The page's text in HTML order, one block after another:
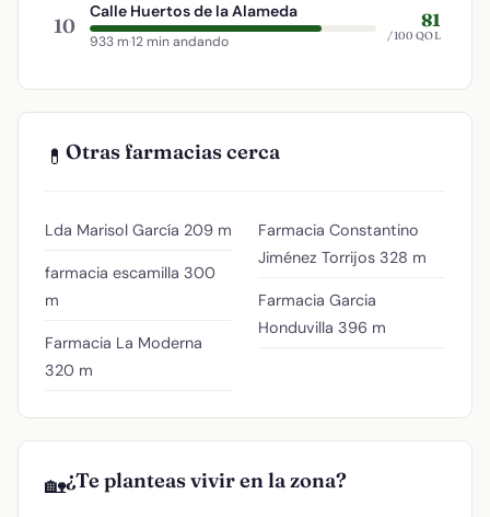
10
Calle Huertos de la Alameda
933 m·12 min andando
81
/100 QOL
💊 Otras farmacias cerca
Lda Marisol García 209 m
farmacia escamilla 300
m
Farmacia La Moderna
320 m
Farmacia Constantino
Jiménez Torrijos 328 m
Farmacia Garcia
Honduvilla 396 m
🏡¿Te planteas vivir en la zona?